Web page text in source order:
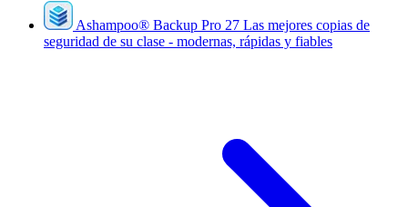
Ashampoo® Backup Pro 27 Las mejores copias de
seguridad de su clase - modernas, rápidas y fiables